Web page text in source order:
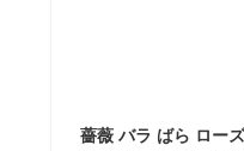
薔薇 バラ ばら ロー